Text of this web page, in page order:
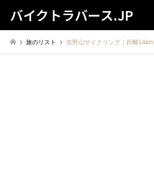
バイクトラバース.JP
旅のリスト 吉野山サイクリング｜距離14km